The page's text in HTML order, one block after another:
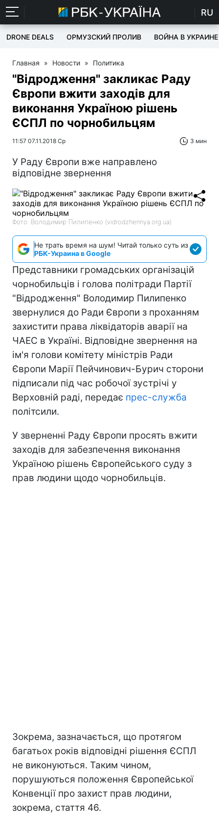
RU
DRONE DEALS ОРМУЗСКИЙ ПРОЛИВ ВОЙНА В УКРАИНЕ
Главная » Новости » Политика
"Відродження" закликає Раду
Європи вжити заходів для
виконання Україною рішень
ЄСПЛ по чорнобильцям
11:57 07.11.2018 Ср 3 мин
У Раду Європи вже направлено
відповідне звернення
Фото: Володимир Пилипенко (vidrodzhennya.org.ua)
Не трать время на шум! Читай только суть из
РБК-Украина в Google
Представники громадських організацій
чорнобильців і голова політради Партії
"Відродження" Володимир Пилипенко
звернулися до Ради Європи з проханням
захистити права ліквідаторів аварії на
ЧАЕС в Україні. Відповідне звернення на
ім'я голови комітету міністрів Ради
Європи Марії Пейчинович-Бурич сторони
підписали під час робочої зустрічі у
Верховній раді, передає прес-служба
політсили.
У зверненні Раду Європи просять вжити
заходів для забезпечення виконання
Україною рішень Європейського суду з
прав людини щодо чорнобильців.
Зокрема, зазначається, що протягом
багатьох років відповідні рішення ЄСПЛ
не виконуються. Таким чином,
порушуються положення Європейської
Конвенції про захист прав людини,
зокрема, стаття 46.